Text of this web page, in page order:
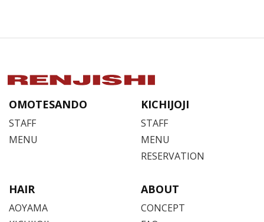
OMOTESANDO
STAFF
MENU
KICHIJOJI
STAFF
MENU
RESERVATION
HAIR
AOYAMA
ABOUT
CONCEPT